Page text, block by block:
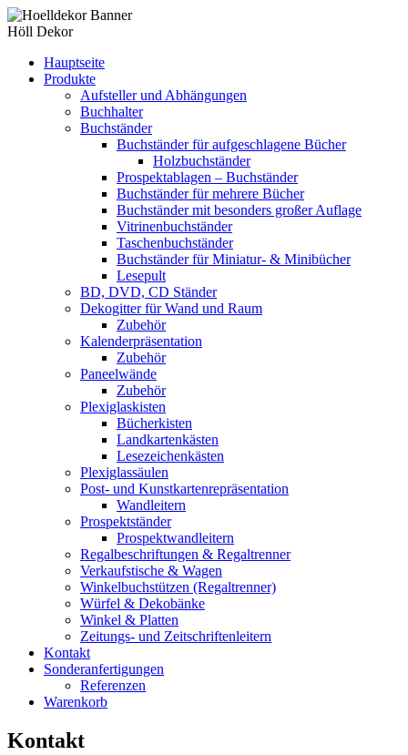
Höll Dekor
Hauptseite
Produkte
Aufsteller und Abhängungen
Buchhalter
Buchständer
Buchständer für aufgeschlagene Bücher
Holzbuchständer
Prospektablagen – Buchständer
Buchständer für mehrere Bücher
Buchständer mit besonders großer Auflage
Vitrinenbuchständer
Taschenbuchständer
Buchständer für Miniatur- & Minibücher
Lesepult
BD, DVD, CD Ständer
Dekogitter für Wand und Raum
Zubehör
Kalenderpräsentation
Zubehör
Paneelwände
Zubehör
Plexiglaskisten
Bücherkisten
Landkartenkästen
Lesezeichenkästen
Plexiglassäulen
Post- und Kunstkartenrepräsentation
Wandleitern
Prospektständer
Prospektwandleitern
Regalbeschriftungen & Regaltrenner
Verkaufstische & Wagen
Winkelbuchstützen (Regaltrenner)
Würfel & Dekobänke
Winkel & Platten
Zeitungs- und Zeitschriftenleitern
Kontakt
Sonderanfertigungen
Referenzen
Warenkorb
Kontakt